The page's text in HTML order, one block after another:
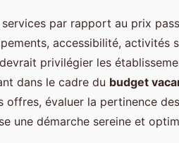
par rapport au prix
accessibilité, activités
privilégier les
dans le cadre du budget
offres, évaluer la pertinence
une démarche sereine et